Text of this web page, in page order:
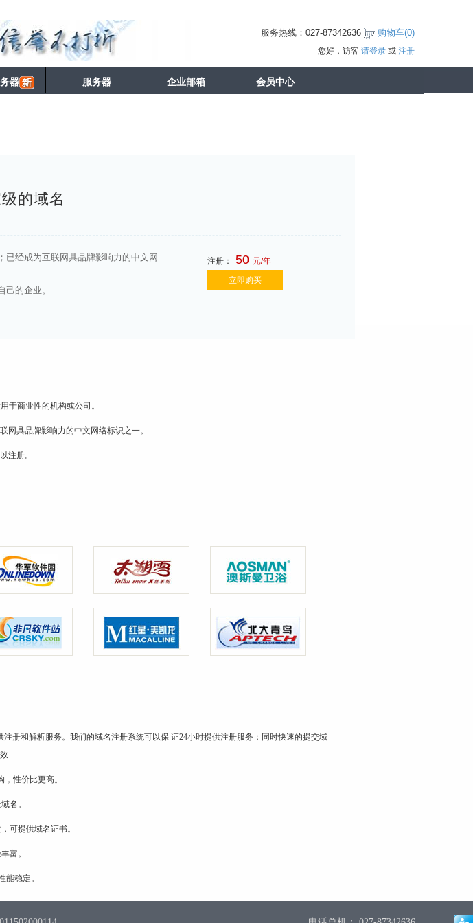
服务热线：027-87342636 购物车(0)
您好，访客 请登录或 注册
器 服务器 企业邮箱 会员中心
的域名
已经成为互联网具品牌影响力的中文网
的企业。
注册： 50 元/年
立即购买
于商业性的机构或公司。
网具品牌影响力的中文网络标识之一。
注册。
注册和解析服务。我们的域名注册系统可以保 证24小时提供注册服务；同时快速的提交域
性价比更高。
名。
可提供域名证书。
富。
能稳定。